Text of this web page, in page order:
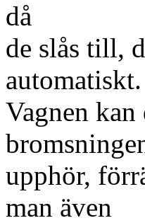
då
de slås till,
automatiskt.
Vagnen kan
upphör,
man även